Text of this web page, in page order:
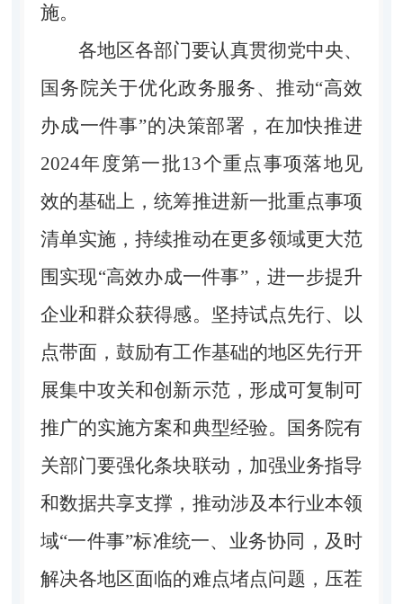
施。
各地区各部门要认真贯彻党中央、
国务院关于优化政务服务、推动“高效
办成一件事”的决策部署，在加快推进
2024年度第一批13个重点事项落地见
效的基础上，统筹推进新一批重点事项
清单实施，持续推动在更多领域更大范
围实现“高效办成一件事”，进一步提升
企业和群众获得感。坚持试点先行、以
点带面，鼓励有工作基础的地区先行开
展集中攻关和创新示范，形成可复制可
推广的实施方案和典型经验。国务院有
关部门要强化条块联动，加强业务指导
和数据共享支撑，推动涉及本行业本领
域“一件事”标准统一、业务协同，及时
解决各地区面临的难点堵点问题，压茬